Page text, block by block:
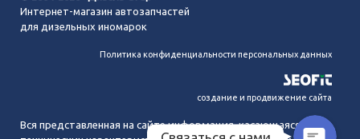
Интернет-магазин автозапчастей
для дизельных иномарок
Политика конфиденциальности персональных данных
создание и продвижение сайта
Вся представленная на сайте информация, касающаяся